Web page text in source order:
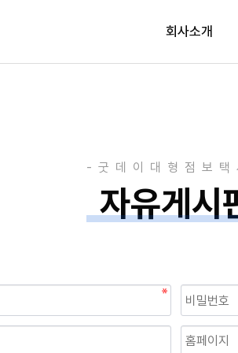
회사소개
자유게시